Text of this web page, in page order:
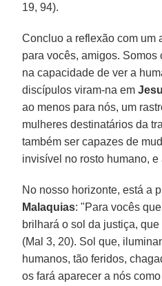
19, 94).
Concluo a reflexão com um
para vocês, amigos.
na capacidade de ver a
discípulos viram-na em
ao menos para nós, um
mulheres destinatários da
também ser capazes de
invisível no rosto humano, e
No nosso horizonte, está a
Malaquias: "Para vocês
brilhará o sol da justiça,
(Mal 3, 20). Sol que,
humanos, tão feridos,
os fará aparecer a nós